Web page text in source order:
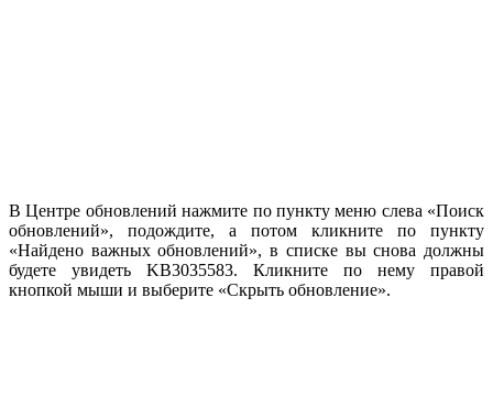
В Центре обновлений нажмите по пункту меню слева «Поиск
обновлений», подождите, а потом кликните по пункту
«Найдено важных обновлений», в списке вы снова должны
будете увидеть KB3035583. Кликните по нему правой
кнопкой мыши и выберите «Скрыть обновление».